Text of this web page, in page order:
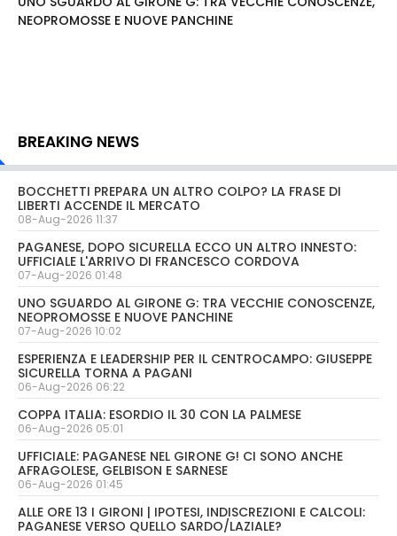
NEOPROMOSSE E NUOVE PANCHINE
BREAKING NEWS
BOCCHETTI PREPARA UN ALTRO COLPO? LA FRASE DI
LIBERTI ACCENDE IL MERCATO
08-Aug-2026 11:37
PAGANESE, DOPO SICURELLA ECCO UN ALTRO INNESTO:
UFFICIALE L'ARRIVO DI FRANCESCO CORDOVA
07-Aug-2026 01:48
UNO SGUARDO AL GIRONE G: TRA VECCHIE CONOSCENZE,
NEOPROMOSSE E NUOVE PANCHINE
07-Aug-2026 10:02
ESPERIENZA E LEADERSHIP PER IL CENTROCAMPO: GIUSEPPE
SICURELLA TORNA A PAGANI
06-Aug-2026 06:22
COPPA ITALIA: ESORDIO IL 30 CON LA PALMESE
06-Aug-2026 05:01
UFFICIALE: PAGANESE NEL GIRONE G! CI SONO ANCHE
AFRAGOLESE, GELBISON E SARNESE
06-Aug-2026 01:45
ALLE ORE 13 I GIRONI | IPOTESI, INDISCREZIONI E CALCOLI:
PAGANESE VERSO QUELLO SARDO/LAZIALE?